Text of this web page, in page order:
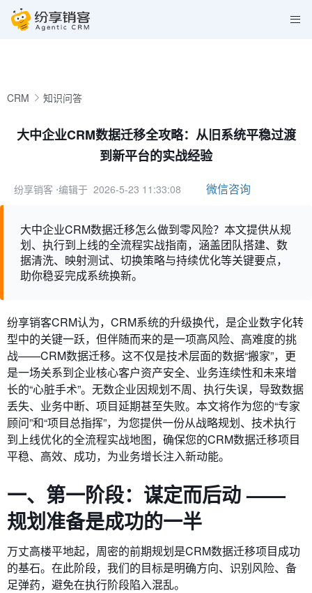
CRM 知识问答
大中企业CRM数据迁移全攻略：从旧系统平稳过渡
到新平台的实战经验
纷享销客 ⋅编辑于 2026-5-23 11:33:08 微信咨询
大中企业CRM数据迁移怎么做到零风险？本文提供从规
划、执行到上线的全流程实战指南，涵盖团队搭建、数
据清洗、映射测试、切换策略与持续优化等关键要点，
助你稳妥完成系统换新。
纷享销客CRM认为，CRM系统的升级换代，是企业数字化转
型中的关键一跃，但伴随而来的是一项高风险、高难度的挑
战——CRM数据迁移。这不仅是技术层面的数据“搬家”，更
是一场关系到企业核心客户资产安全、业务连续性和未来增
长的“心脏手术”。无数企业因规划不周、执行失误，导致数据
丢失、业务中断、项目延期甚至失败。本文将作为您的“专家
顾问”和“项目总指挥”，为您提供一份从战略规划、技术执行
到上线优化的全流程实战地图，确保您的CRM数据迁移项目
平稳、高效、成功，为业务增长注入新动能。
一、第一阶段：谋定而后动 ——
规划准备是成功的一半
万丈高楼平地起，周密的前期规划是CRM数据迁移项目成功
的基石。在此阶段，我们的目标是明确方向、识别风险、备
足弹药，避免在执行阶段陷入混乱。